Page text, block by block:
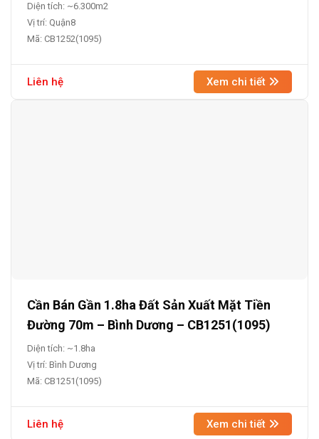
Diện tích: ~6.300m2
Vị trí: Quận8
Mã: CB1252(1095)
Liên hệ Xem chi tiết
Cần Bán Gần 1.8ha Đất Sản Xuất Mặt Tiền
Đường 70m – Bình Dương – CB1251(1095)
Diện tích: ~1.8ha
Vị trí: Bình Dương
Mã: CB1251(1095)
Liên hệ Xem chi tiết